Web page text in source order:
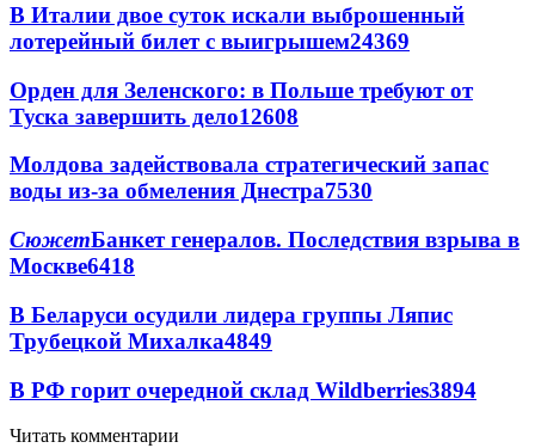
В Италии двое суток искали выброшенный
лотерейный билет с выигрышем24369
Орден для Зеленского: в Польше требуют от
Туска завершить дело12608
Молдова задействовала стратегический запас
воды из-за обмеления Днестра7530
СюжетБанкет генералов. Последствия взрыва в
Москве6418
В Беларуси осудили лидера группы Ляпис
Трубецкой Михалка4849
В РФ горит очередной склад Wildberries3894
Читать комментарии